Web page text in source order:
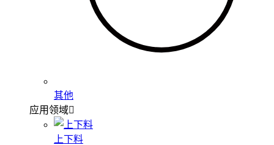
其他
应用领域
上下料